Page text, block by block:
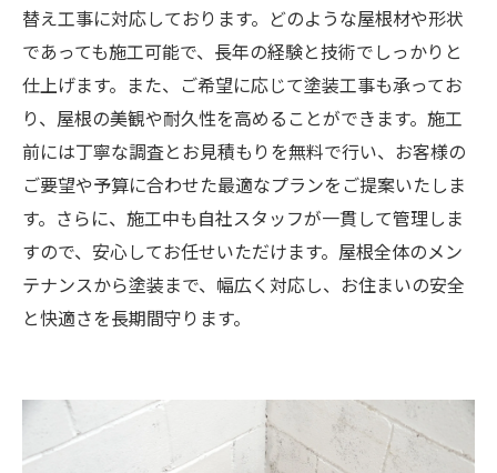
替え工事に対応しております。どのような屋根材や形状
であっても施工可能で、長年の経験と技術でしっかりと
仕上げます。また、ご希望に応じて塗装工事も承ってお
り、屋根の美観や耐久性を高めることができます。施工
前には丁寧な調査とお見積もりを無料で行い、お客様の
ご要望や予算に合わせた最適なプランをご提案いたしま
す。さらに、施工中も自社スタッフが一貫して管理しま
すので、安心してお任せいただけます。屋根全体のメン
テナンスから塗装まで、幅広く対応し、お住まいの安全
と快適さを長期間守ります。